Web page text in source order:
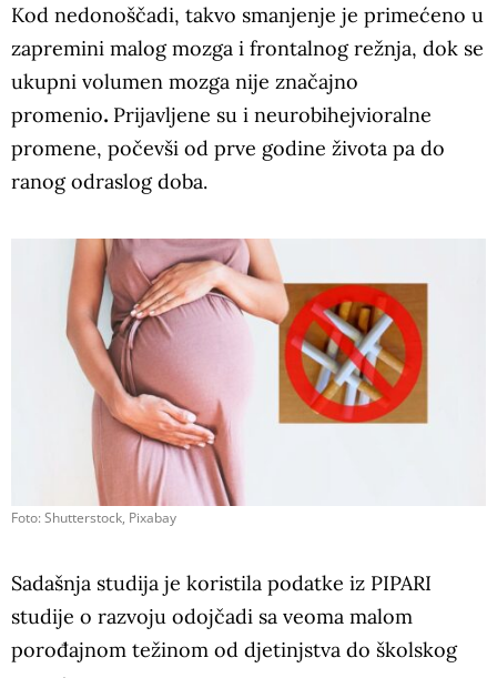
Kod nedonoščadi, takvo smanjenje je primećeno u
zapremini malog mozga i frontalnog režnja, dok se
ukupni volumen mozga nije značajno
promenio. Prijavljene su i neurobihejvioralne
promene, počevši od prve godine života pa do
ranog odraslog doba.
Foto: Shutterstock, Pixabay
Sadašnja studija je koristila podatke iz PIPARI
studije o razvoju odojčadi sa veoma malom
porođajnom težinom od djetinjstva do školskog